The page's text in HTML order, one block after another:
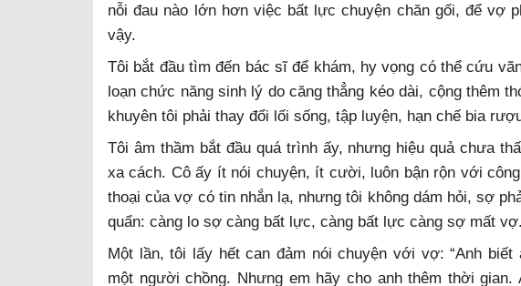
nỗi đau nào lớn hơn việc bất lực chuyện chăn gối, để vợ
vậy.
Tôi bắt đầu tìm đến bác sĩ để khám, hy vọng có thể cứu
loạn chức năng sinh lý do căng thẳng kéo dài, cộng thêm
khuyên tôi phải thay đổi lối sống, tập luyện, hạn chế bia
Tôi âm thầm bắt đầu quá trình ấy, nhưng hiệu quả chưa
xa cách. Cô ấy ít nói chuyện, ít cười, luôn bận rộn với
thoại của vợ có tin nhắn lạ, nhưng tôi không dám hỏi, sợ
quẩn: càng lo sợ càng bất lực, càng bất lực càng sợ mất vợ.
Một lần, tôi lấy hết can đảm nói chuyện với vợ: “Anh biết
một người chồng. Nhưng em hãy cho anh thêm thời